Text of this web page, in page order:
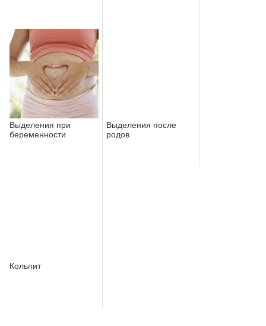
Выделения при
беременности
Выделения после
родов
Кольпит